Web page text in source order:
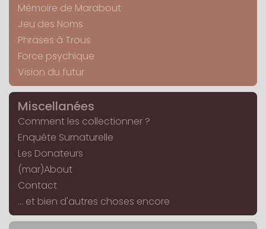
Mémoire de Marabout
Jeu des Noms
Phrases à Trous
Force psychique
Vision du futur
Miscellanées
Comment les collectionner ?
Enquête Surnaturelle
Les Donateurs
(mar)About
Contact
... et bien d'autres choses encore